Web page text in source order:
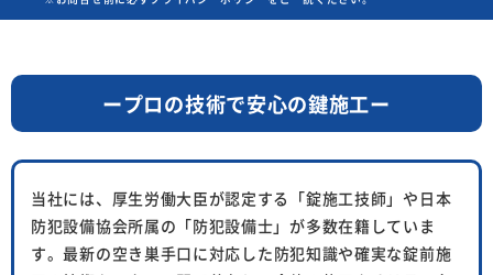
ープロの技術で安心の鍵施工ー
当社には、厚生労働大臣が認定する「錠施工技師」や日本
防犯設備協会所属の「防犯設備士」が多数在籍していま
す。最新の空き巣手口に対応した防犯知識や確実な錠前施